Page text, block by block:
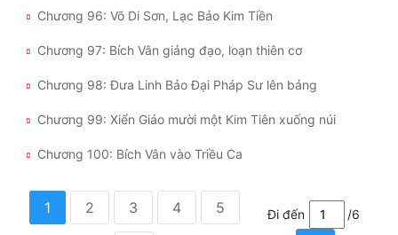
Chương 96: Võ Di Sơn, Lạc Bảo Kim Tiền
Chương 97: Bích Vân giảng đạo, loạn thiên cơ
Chương 98: Đưa Linh Bảo Đại Pháp Sư lên bảng
Chương 99: Xiển Giáo mười một Kim Tiên xuống núi
Chương 100: Bích Vân vào Triều Ca
1 2 3 4 5 Đi đến
/6